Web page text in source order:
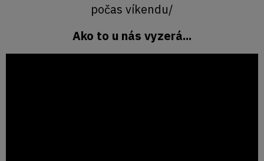
počas víkendu/
Ako to u nás vyzerá...